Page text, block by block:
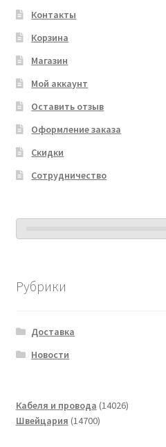
Контакты
Корзина
Магазин
Мой аккаунт
Оставить отзыв
Оформление заказа
Скидки
Сотрудничество
Рубрики
Доставка
Новости
Кабеля и провода 1402614026
Швейцария 1470014700